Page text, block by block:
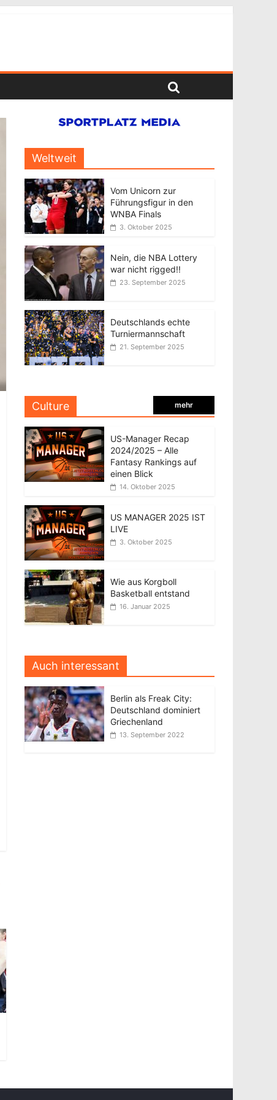
Weltweit
Vom Unicorn zur
Führungsfigur in den
WNBA Finals
3. Oktober 2025
Nein, die NBA Lottery
war nicht rigged!!
23. September 2025
Deutschlands echte
Turniermannschaft
21. September 2025
Culture mehr
US-Manager Recap
2024/2025 – Alle
Fantasy Rankings auf
einen Blick
14. Oktober 2025
US MANAGER 2025 IST
LIVE
3. Oktober 2025
Wie aus Korgboll
Basketball entstand
16. Januar 2025
Auch interessant
Berlin als Freak City:
Deutschland dominiert
Griechenland
13. September 2022